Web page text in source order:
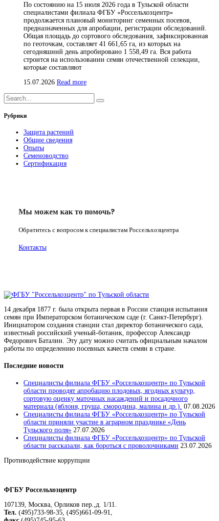
По состоянию на 15 июля 2026 года в Тульской области
специалистами филиала ФГБУ «Россельхозцентр»
продолжается плановый мониторинг семенных посевов,
предназначенных для апробации, регистрации обследований.
Общая площадь до сортового обследования, зафиксированная
по геоточкам, составляет 41 661,65 га, из которых на
сегодняшний день апробировано 1 558,49 га. Вся работа
строится на использовании семян отечественной селекции,
которые составляют
15.07.2026 Read more
Рубрики
Защита растений
Общие сведения
Опыты
Семеноводство
Сертификация
Мы можем как то помочь?
Обратитесь с вопросом к специалистам Россельхозцентра
Контакты
14 декабря 1877 г. была открыта первая в России станция испытания
семян при Императорском ботаническом саде (г. Санкт-Петербург).
Инициатором создания станции стал директор ботанического сада,
известный российский ученый-ботаник, профессор Александр
Федорович Баталин. Эту дату можно считать официальным началом
работы по определению посевных качеств семян в стране.
Последние новости
Специалисты филиала ФГБУ «Россельхозцентр» по Тульской
области проводят апробацию плодовых, ягодных культур,
сортовую оценку маточных насаждений и посадочного
материала (яблоня, груша, смородина, малина и др.). 07.08.2026
Специалисты филиала ФГБУ «Россельхозцентр» по Тульской
области приняли участие в аграрном празднике «День
Тульского поля» 27.07.2026
Специалисты филиала ФГБУ «Россельхозцентр» по Тульской
области рассказали, как бороться с проволочниками 23.07.2026
Противодействие коррупции
ФГБУ Россельхозцентр
107139, Москва, Орликов пер.,д. 1/11.
Тел. (495)733-98-35, (495)661-09-91,